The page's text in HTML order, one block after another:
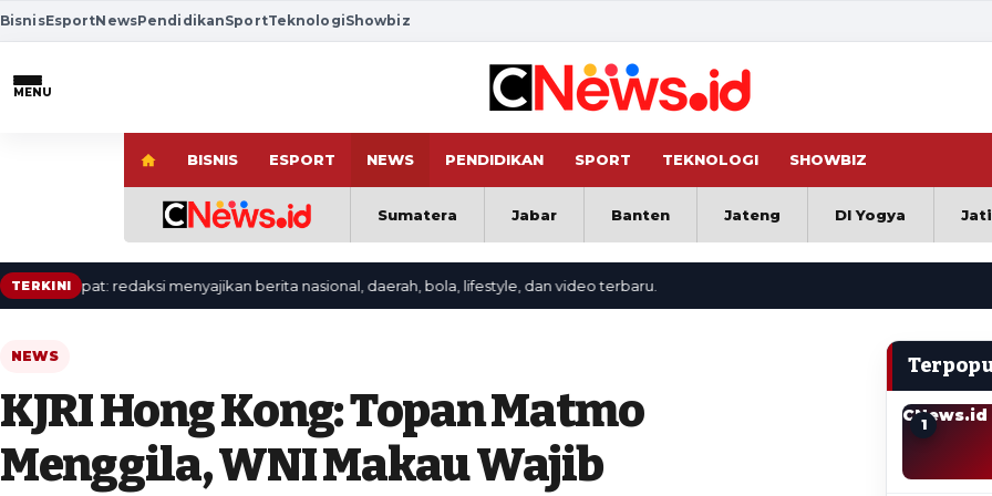
BisnisEsportNewsPendidikanSportTeknologiShowbiz
MENU
BISNIS ESPORT NEWS PENDIDIKAN SPORT TEKNOLOGI SHOWBIZ
Sumatera Jabar Banten Jateng DI Yogya
TERKINIredaksi menyajikan berita nasional, daerah, bola, lifestyle, dan video terbaru.
NEWS
KJRI Hong Kong: Topan Matmo
Menggila, WNI Makau Wajib
CNews.id
1